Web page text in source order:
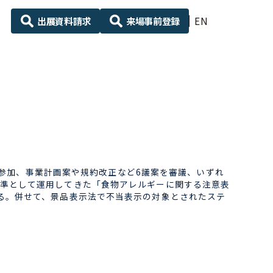
EN
出展資料請求 来場事前登録
、事業計画案や規約改正など6議案を審議、いずれ
として運用してきた「食物アレルギーに関する注意表
併せて、景品表示法で不当表示の対象とされたステ